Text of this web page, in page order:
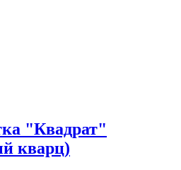
"Квадрат"
кварц)